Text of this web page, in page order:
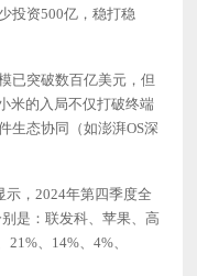
投资500亿，稳打稳
已突破数百亿美元，但
米的入局不仅打破终端
生态协同（如澎湃OS深
示，2024年第四季度全
是：联发科、苹果、高
、14%、4%、